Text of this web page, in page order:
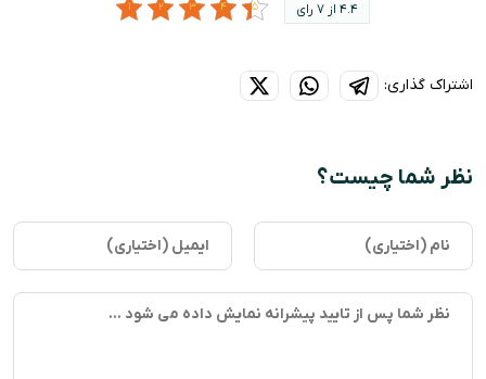
4.4 از 7 رای
اشتراک گذاری:
نظر شما چیست؟